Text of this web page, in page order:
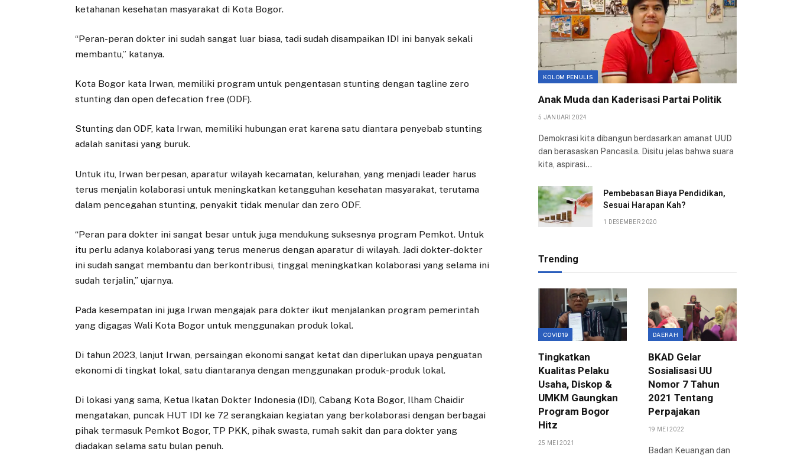
ketahanan kesehatan masyarakat di Kota Bogor.
“Peran-peran dokter ini sudah sangat luar biasa, tadi sudah disampaikan IDI ini banyak sekali
membantu,” katanya.
Kota Bogor kata Irwan, memiliki program untuk pengentasan stunting dengan tagline zero
stunting dan open defecation free (ODF).
Stunting dan ODF, kata Irwan, memiliki hubungan erat karena satu diantara penyebab stunting
adalah sanitasi yang buruk.
Untuk itu, Irwan berpesan, aparatur wilayah kecamatan, kelurahan, yang menjadi leader harus
terus menjalin kolaborasi untuk meningkatkan ketangguhan kesehatan masyarakat, terutama
dalam pencegahan stunting, penyakit tidak menular dan zero ODF.
“Peran para dokter ini sangat besar untuk juga mendukung suksesnya program Pemkot. Untuk
itu perlu adanya kolaborasi yang terus menerus dengan aparatur di wilayah. Jadi dokter-dokter
ini sudah sangat membantu dan berkontribusi, tinggal meningkatkan kolaborasi yang selama ini
sudah terjalin,” ujarnya.
Pada kesempatan ini juga Irwan mengajak para dokter ikut menjalankan program pemerintah
yang digagas Wali Kota Bogor untuk menggunakan produk lokal.
Di tahun 2023, lanjut Irwan, persaingan ekonomi sangat ketat dan diperlukan upaya penguatan
ekonomi di tingkat lokal, satu diantaranya dengan menggunakan produk-produk lokal.
Di lokasi yang sama, Ketua Ikatan Dokter Indonesia (IDI), Cabang Kota Bogor, Ilham Chaidir
mengatakan, puncak HUT IDI ke 72 serangkaian kegiatan yang berkolaborasi dengan berbagai
pihak termasuk Pemkot Bogor, TP PKK, pihak swasta, rumah sakit dan para dokter yang
diadakan selama satu bulan penuh.
KOLOM PENULIS
Anak Muda dan Kaderisasi Partai Politik
5 JANUARI 2024
Demokrasi kita dibangun berdasarkan amanat UUD
dan berasaskan Pancasila. Disitu jelas bahwa suara
kita, aspirasi…
Pembebasan Biaya Pendidikan,
Sesuai Harapan Kah?
1 DESEMBER 2020
Trending
Pasar Gembrong
Sukasari Siap
9 JUNI 2025
pembangunan Pasar
Rapat Kerja
dengan
Komisi IV DPRD
Bogor Fokus
Penguatan UMKM
COVID19
Tingkatkan
Kualitas Pelaku
Usaha, Diskop &
UMKM Gaungkan
Program Bogor
Hitz
25 MEI 2021
DAERAH
BKAD Gelar
Sosialisasi UU
Nomor 7 Tahun
2021 Tentang
Perpajakan
19 MEI 2022
Badan Keuangan dan